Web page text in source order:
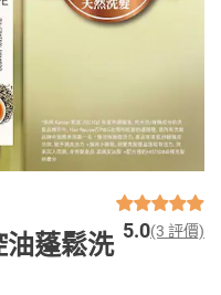
油蓬鬆洗 5.0(3 評價)